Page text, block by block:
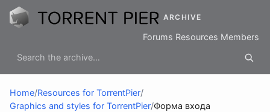
ARCHIVE
Forums Resources Members
Home/Resources for TorrentPier/
Graphics and styles for TorrentPier/Форма входа